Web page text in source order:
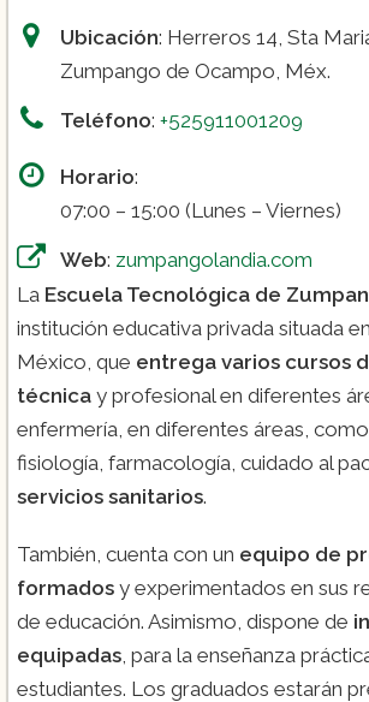
hospitalario.
Diplomado en Enfermería en
Mental:Los participantes del
obtendrán conocimientos y
para el manejo de los
Los participantes adquirirán
conocimientos y habilidades
manejo de pacientes con
cuidados paliativos.
Ubicación: Herreros 14, Sta
Zumpango de Ocampo, Méx.
Teléfono: +525911001209
Horario:
07:00 – 15:00 (Lunes – Viernes)
Web: zumpangolandia.com
La Escuela Tecnológica de
institución educativa privada situada
México, que entrega varios cursos
técnica y profesional en diferentes
enfermería, en diferentes áreas,
fisiología, farmacología, cuidado al
servicios sanitarios.
También, cuenta con un equipo de
formados y experimentados en sus
de educación. Asimismo, dispone de
equipadas , para la enseñanza
estudiantes. Los graduados estarán